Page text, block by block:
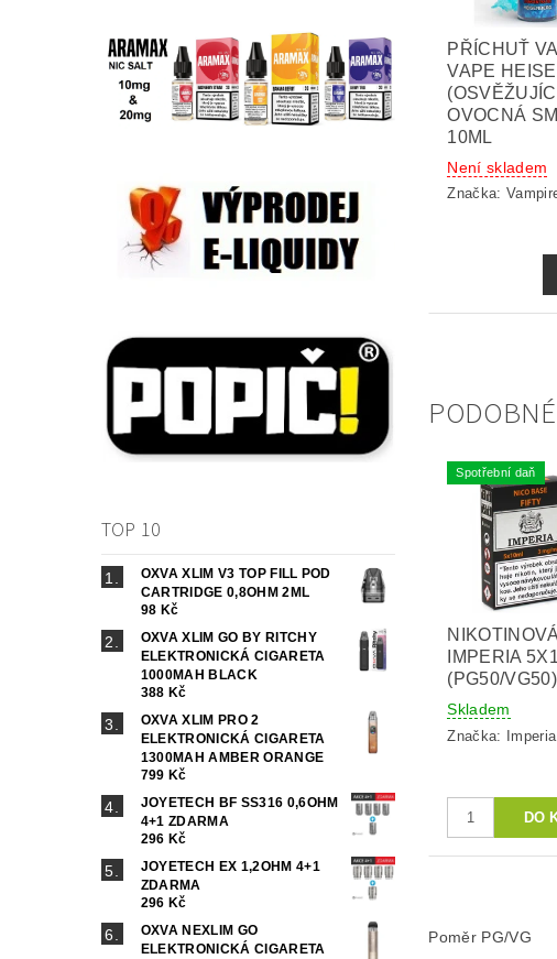
TOP 10
OXVA XLIM V3 TOP FILL POD
CARTRIDGE 0,8OHM 2ML
98 Kč
OXVA XLIM GO BY RITCHY
ELEKTRONICKÁ CIGARETA
1000MAH BLACK
388 Kč
OXVA XLIM PRO 2
ELEKTRONICKÁ CIGARETA
1300MAH AMBER ORANGE
799 Kč
JOYETECH BF SS316 0,6OHM
4+1 ZDARMA
296 Kč
JOYETECH EX 1,2OHM 4+1
ZDARMA
296 Kč
OXVA NEXLIM GO
ELEKTRONICKÁ CIGARETA
PŘÍCHUŤ
VAPE
(OSVĚŽUJÍCÍ
OVOCNÁ
10ML
Není skladem
Značka:
Spotřební daň
IMPERIA
(PG50/
Skladem
Značka: Imperia
Poměr PG/VG